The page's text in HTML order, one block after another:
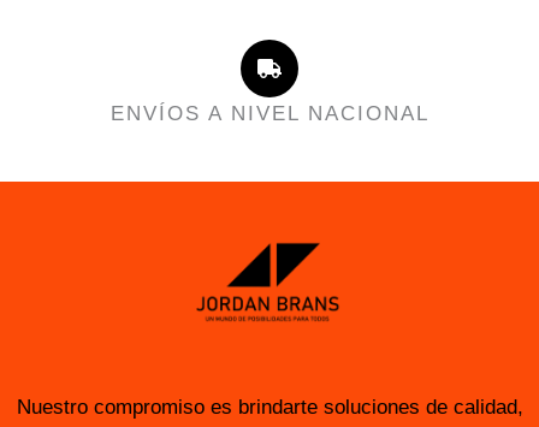
ENVÍOS A NIVEL NACIONAL
Nuestro compromiso es brindarte soluciones de calidad,